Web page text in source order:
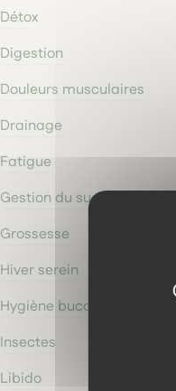
Détox
Digestion
Douleurs musculaires
Drainage
Fatigue
Gestion du sucre
Grossesse
Hiver serein
Hygiène buccale
Insectes
Libido